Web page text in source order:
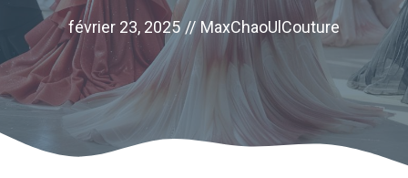
février 23, 2025 // MaxChaoUlCouture